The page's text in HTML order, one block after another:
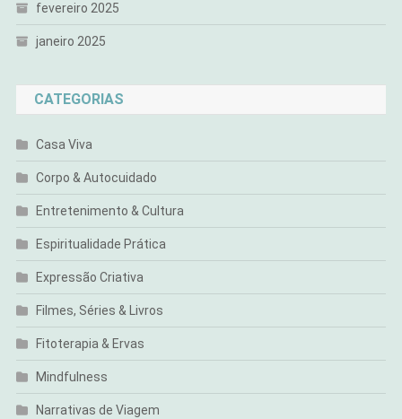
fevereiro 2025
janeiro 2025
CATEGORIAS
Casa Viva
Corpo & Autocuidado
Entretenimento & Cultura
Espiritualidade Prática
Expressão Criativa
Filmes, Séries & Livros
Fitoterapia & Ervas
Mindfulness
Narrativas de Viagem